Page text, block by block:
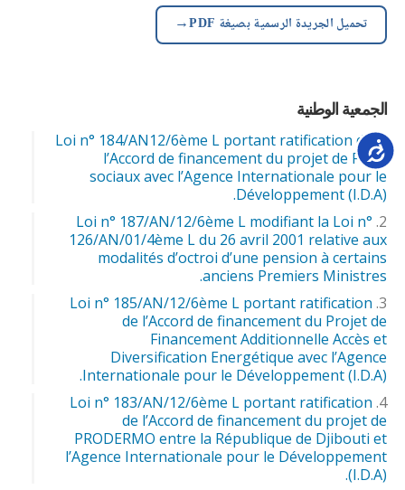
تحميل الجريدة الرسمية بصيغة PDF →
الجمعية الوطنية
Loi n° 184/AN12/6ème L portant ratification de
l’Accord de financement du projet de Filets
sociaux avec l’Agence Internationale pour le
Développement (I.D.A).
Loi n° 187/AN/12/6ème L modifiant la Loi n°
126/AN/01/4ème L du 26 avril 2001 relative aux
modalités d’octroi d’une pension à certains
anciens Premiers Ministres.
Loi n° 185/AN/12/6ème L portant ratification
de l’Accord de financement du Projet de
Financement Additionnelle Accès et
Diversification Energétique avec l’Agence
Internationale pour le Développement (I.D.A).
Loi n° 183/AN/12/6ème L portant ratification
de l’Accord de financement du projet de
PRODERMO entre la République de Djibouti et
l’Agence Internationale pour le Développement
(I.D.A).